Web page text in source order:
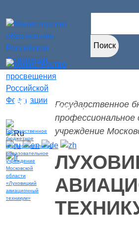
слабовидящих
Государственное
профессиональное
учреждение